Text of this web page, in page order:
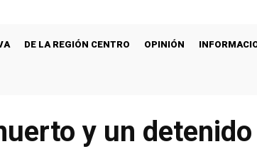
DE LA REGIÓN CENTRO OPINIÓN
y un detenido